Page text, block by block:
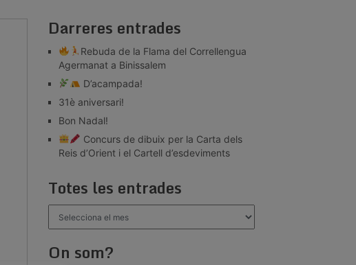
Darreres entrades
Rebuda de la Flama del Correllengua
Agermanat a Binissalem
D’acampada!
31è aniversari!
Bon Nadal!
Concurs de dibuix per la Carta dels
Reis d’Orient i el Cartell d’esdeviments
Totes les entrades
les
On som?